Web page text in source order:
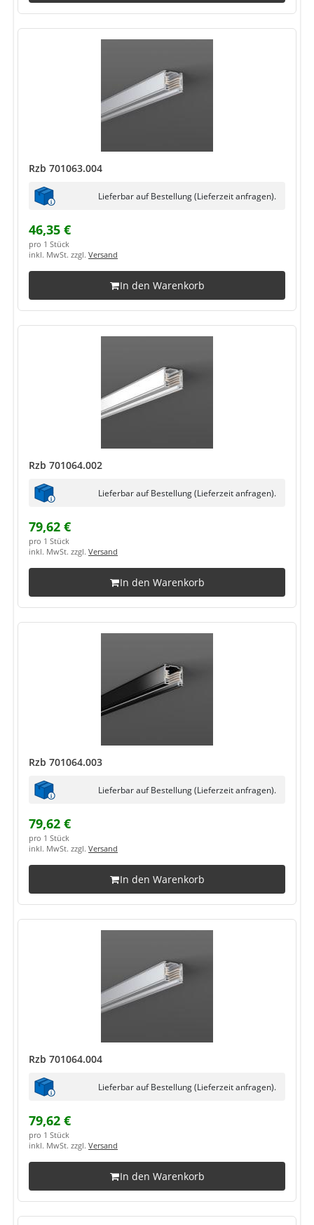
Rzb 701063.004
Lieferbar auf Bestellung (Lieferzeit anfragen).
46,35 €
pro 1 Stück
inkl. MwSt. zzgl. Versand
In den Warenkorb
Rzb 701064.002
Lieferbar auf Bestellung (Lieferzeit anfragen).
79,62 €
pro 1 Stück
inkl. MwSt. zzgl. Versand
In den Warenkorb
Rzb 701064.003
Lieferbar auf Bestellung (Lieferzeit anfragen).
79,62 €
pro 1 Stück
inkl. MwSt. zzgl. Versand
In den Warenkorb
Rzb 701064.004
Lieferbar auf Bestellung (Lieferzeit anfragen).
79,62 €
pro 1 Stück
inkl. MwSt. zzgl. Versand
In den Warenkorb